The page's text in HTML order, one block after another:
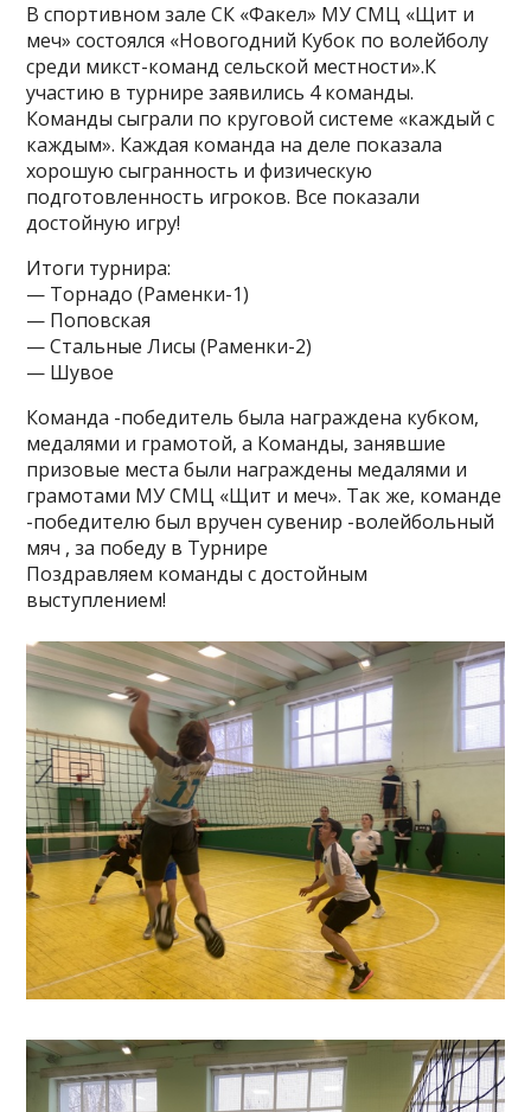
В спортивном зале СК «Факел» МУ СМЦ «Щит и
меч» состоялся «Новогодний Кубок по волейболу
среди микст-команд сельской местности».К
участию в турнире заявились 4 команды.
Команды сыграли по круговой системе «каждый с
каждым». Каждая команда на деле показала
хорошую сыгранность и физическую
подготовленность игроков. Все показали
достойную игру!
Итоги турнира:
— Торнадо (Раменки-1)
— Поповская
— Стальные Лисы (Раменки-2)
— Шувое
Команда -победитель была награждена кубком,
медалями и грамотой, а Команды, занявшие
призовые места были награждены медалями и
грамотами МУ СМЦ «Щит и меч». Так же, команде
-победителю был вручен сувенир -волейбольный
мяч , за победу в Турнире
Поздравляем команды с достойным
выступлением!